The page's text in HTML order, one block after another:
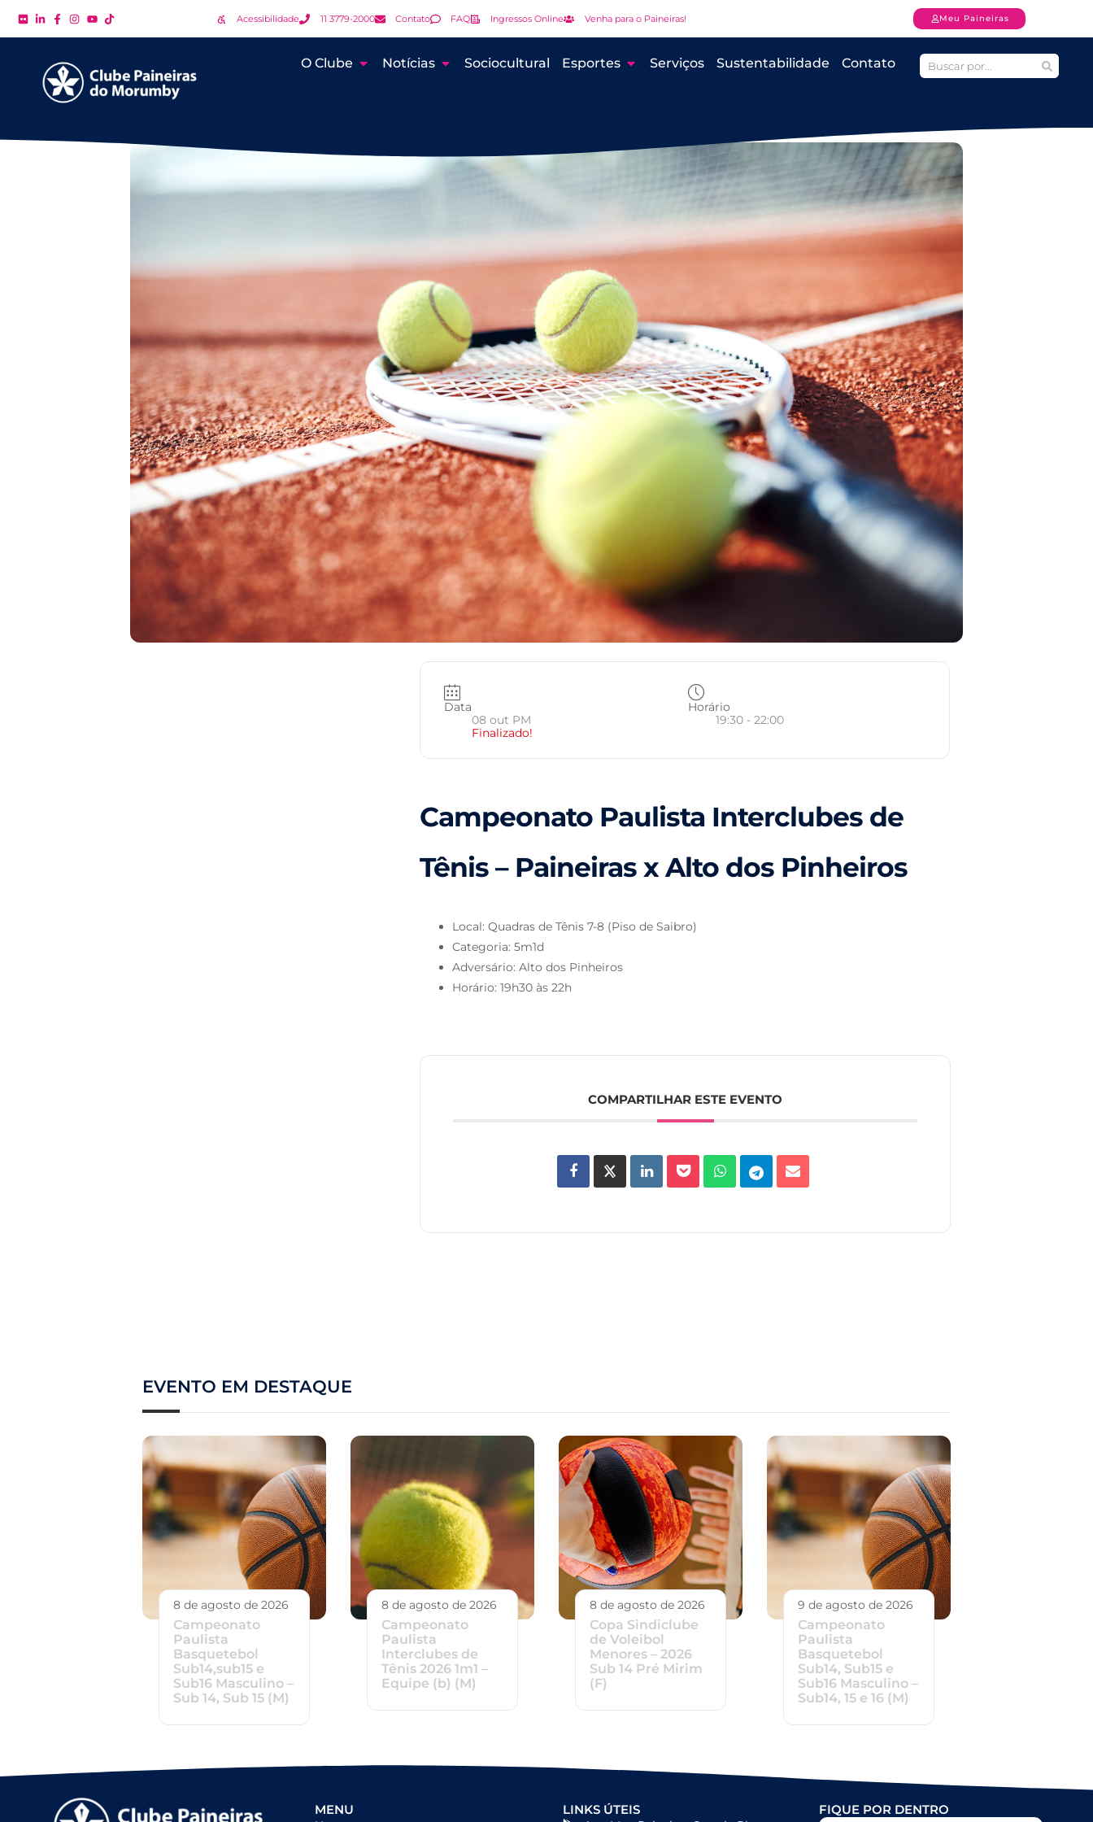
Acessibilidade 11 3779-2000 Contato FAQ Ingressos Online Venha para o Paineiras! Meu Paineiras
O Clube Notícias Sociocultural Esportes Serviços Sustentabilidade Contato
Data
08 out PM
Finalizado!
Horário
19:30 - 22:00
Campeonato Paulista Interclubes de
Tênis – Paineiras x Alto dos Pinheiros
Local: Quadras de Tênis 7-8 (Piso de Saibro)
Categoria: 5m1d
Adversário: Alto dos Pinheiros
Horário: 19h30 às 22h
COMPARTILHAR ESTE EVENTO
EVENTO EM DESTAQUE
8 de agosto de 2026
Campeonato
Paulista
Basquetebol
Sub14,sub15 e
Sub16 Masculino –
Sub 14, Sub 15 (M)
8 de agosto de 2026
Campeonato
Paulista
Interclubes de
Tênis 2026 1m1 –
Equipe (b) (M)
8 de agosto de 2026
Copa Sindiclube
de Voleibol
Menores – 2026
Sub 14 Pré Mirim
(F)
9 de agosto de 2026
Campeonato
Paulista
Basquetebol
Sub14, Sub15 e
Sub16 Masculino –
Sub14, 15 e 16 (M)
MENU LINKS ÚTEIS FIQUE POR DENTRO